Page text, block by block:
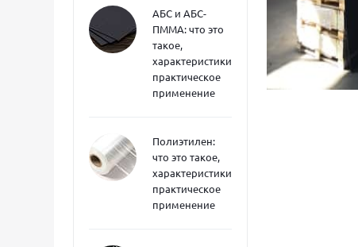
АБС и АБС-
ПММА: что это
такое,
характеристики,
практическое
применение
Полиэтилен:
что это такое,
характеристики,
практическое
применение